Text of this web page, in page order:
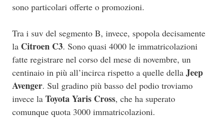
sono particolari offerte o promozioni.
Tra i suv del segmento B, invece, spopola decisamente
la Citroen C3. Sono quasi 4000 le immatricolazioni
fatte registrare nel corso del mese di novembre, un
centinaio in più all’incirca rispetto a quelle della Jeep
Avenger. Sul gradino più basso del podio troviamo
invece la Toyota Yaris Cross, che ha superato
comunque quota 3000 immatricolazioni.